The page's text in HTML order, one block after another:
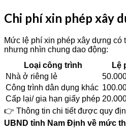
Chi phí xin phép xây
Mức lệ phí xin phép xây dựng có
nhưng nhìn chung dao động:
Loại công trình
Lệ
Nhà ở riêng lẻ
Công trình dân dụng khác
Cấp lại/ gia hạn giấy phép
👉 Thông tin chi tiết được quy
UBND tỉnh Nam Định về mức